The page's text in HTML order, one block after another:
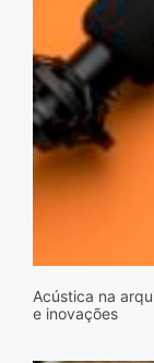
Acústica na
e inovações